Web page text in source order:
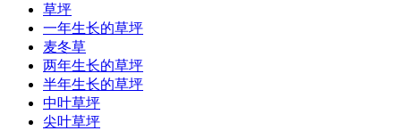
草坪
一年生长的草坪
麦冬草
两年生长的草坪
半年生长的草坪
中叶草坪
尖叶草坪